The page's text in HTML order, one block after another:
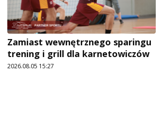
Zamiast wewnętrznego sparingu
trening i grill dla karnetowiczów
2026.08.05 15:27